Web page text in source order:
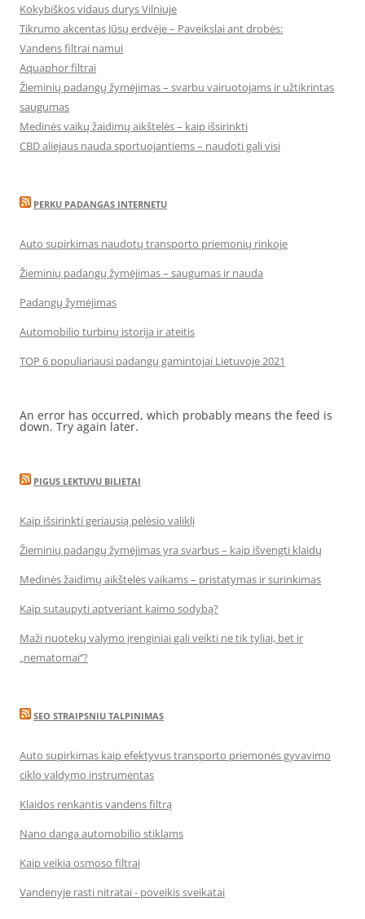
Kokybiškos vidaus durys Vilniuje
Tikrumo akcentas Jūsų erdvėje – Paveikslai ant drobės:
Vandens filtrai namui
Aquaphor filtrai
Žieminių padangų žymėjimas – svarbu vairuotojams ir užtikrintas
saugumas
Medinės vaikų žaidimų aikštelės – kaip išsirinkti
CBD aliejaus nauda sportuojantiems – naudoti gali visi
PERKU PADANGAS INTERNETU
Auto supirkimas naudotų transporto priemonių rinkoje
Žieminių padangų žymėjimas – saugumas ir nauda
Padangų žymėjimas
Automobilio turbinų istorija ir ateitis
TOP 6 populiariausi padangų gamintojai Lietuvoje 2021
An error has occurred, which probably means the feed is
down. Try again later.
PIGUS LEKTUVU BILIETAI
Kaip išsirinkti geriausią pelėsio valiklį
Žieminių padangų žymėjimas yra svarbus – kaip išvengti klaidų
Medinės žaidimų aikštelės vaikams – pristatymas ir surinkimas
Kaip sutaupyti aptveriant kaimo sodybą?
Maži nuotekų valymo įrenginiai gali veikti ne tik tyliai, bet ir
„nematomai‘‘?
SEO STRAIPSNIU TALPINIMAS
Auto supirkimas kaip efektyvus transporto priemonės gyvavimo
ciklo valdymo instrumentas
Klaidos renkantis vandens filtrą
Nano danga automobilio stiklams
Kaip veikia osmoso filtrai
Vandenyje rasti nitratai - poveikis sveikatai